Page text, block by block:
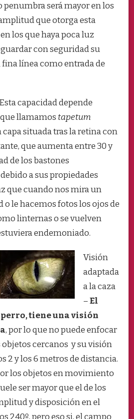
será mayor en los
que otorga esta
los que haya poca luz
con seguridad su
línea como entrada de
capacidad depende
llamamos tapetum
capa situada tras la retina con
que aumenta entre 30 y
de los bastones
a sus propiedades
que cuando nos mira un
o le hacemos fotos los ojos de
linternas o se vuelven
endemoniado.
Visión
adaptada
a la caza
–El
tiene una visión
, por lo que no puede enfocar
cercanos y su visión
2 y los 6 metros de distancia.
los objetos en movimiento
ser mayor que el de los
y disposición en el